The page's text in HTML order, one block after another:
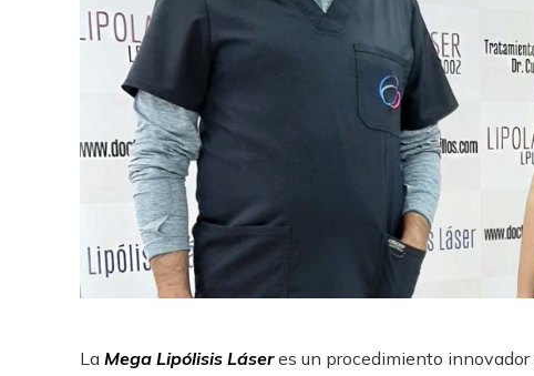
La Mega Lipólisis Láseres un procedimiento innovador